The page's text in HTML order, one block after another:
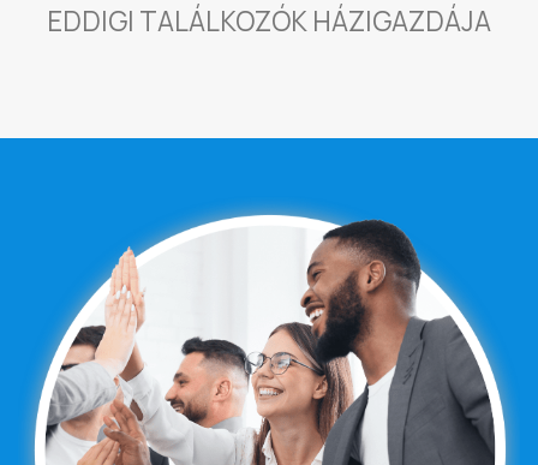
EDDIGI TALÁLKOZÓK HÁZIGAZDÁJA